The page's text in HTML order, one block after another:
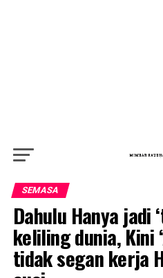
SEMASA
Dahulu Hanya jadi
keliling dunia, Kini
tidak segan kerja